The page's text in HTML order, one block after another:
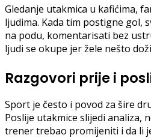
Gledanje utakmica u kafićima,
ljudima. Kada tim postigne gol,
na podu, komentarisati bez
ljudi se okupe jer žele nešto
Razgovori prije i
Sport je često i povod za šire
Poslije utakmice slijedi analiza,
trener trebao promijeniti i da li